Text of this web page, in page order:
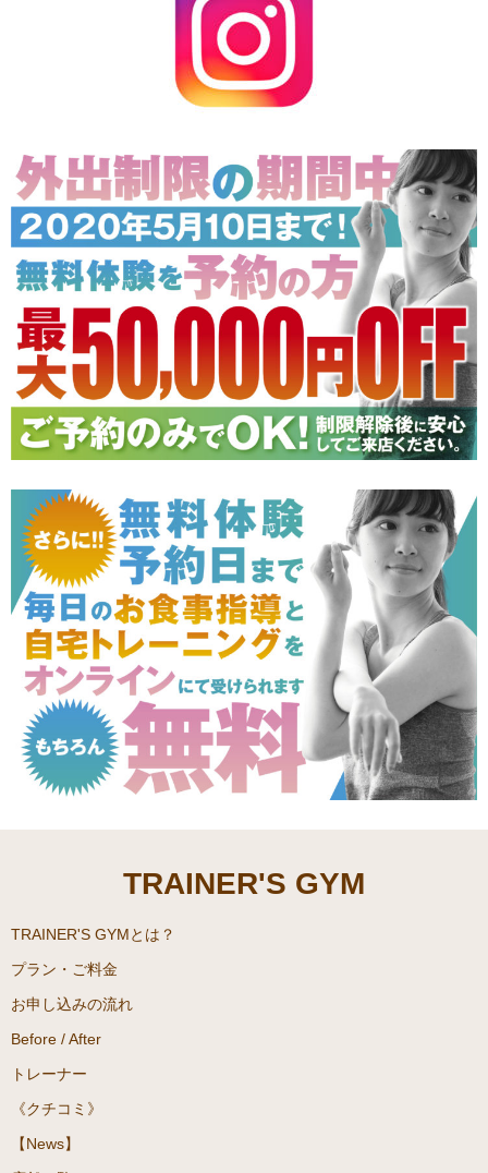
TRAINER'S GYM
TRAINER'S GYMとは？
プラン・ご料金
お申し込みの流れ
Before / After
トレーナー
《クチコミ》
【News】